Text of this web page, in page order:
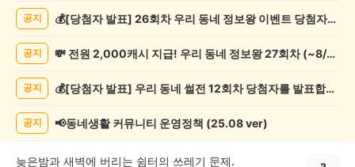
글
공지 💰[당첨자 발표] 26회차 우리 동네 정보왕 이벤트 당첨자를 발표합니다!
공지 💸 전원 2,000캐시 지급! 우리 동네 정보왕 27회차 (~8/10)
공지 💰[당첨자 발표] 우리 동네 썰전 12회차 당첨자를 발표합니다!
공지 📢동네생활 커뮤니티 운영정책 (25.08 ver)
늦은밤과 새벽에 버리는 쉼터의 쓰레기 문제.